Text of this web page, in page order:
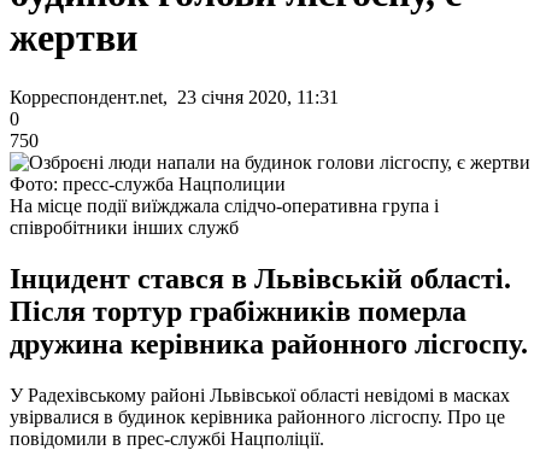
жертви
Корреспондент.net, 23 січня 2020, 11:31
0
750
Фото: пресс-служба Нацполиции
На місце події виїжджала слідчо-оперативна група і
співробітники інших служб
Інцидент стався в Львівській області.
Після тортур грабіжників померла
дружина керівника районного лісгоспу.
У Радехівському районі Львівської області невідомі в масках
увірвалися в будинок керівника районного лісгоспу. Про це
повідомили в прес-службі Нацполіції.